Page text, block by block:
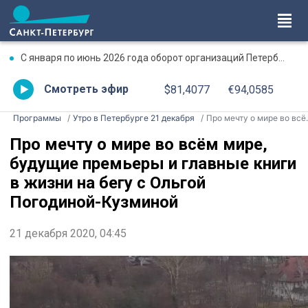
С января по июнь 2026 года оборот организаций Петербурга превысил 17,7 трлн рублей
Смотреть эфир $81,4077 €94,0585
Программы Утро в Петербурге 21 декабря Про мечту о мире во всём мире, будущие премьеры и главные книги в жизни на бегу с Ольгой Погодиной-Кузминой
Про мечту о мире во всём мире,
будущие премьеры и главные книги
в жизни на бегу с Ольгой
Погодиной-Кузминой
21 декабря 2020, 04:45